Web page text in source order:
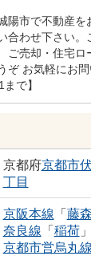
陽市で不動産を
合わせ下さい
ご売却・住宅
ぞ お気軽にお問
で】
京都府京都市
丁目
京阪本線 「 藤森
奈良線 「 稲荷
京都市営烏丸線